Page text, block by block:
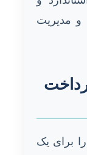
و مدیریت
برای یک